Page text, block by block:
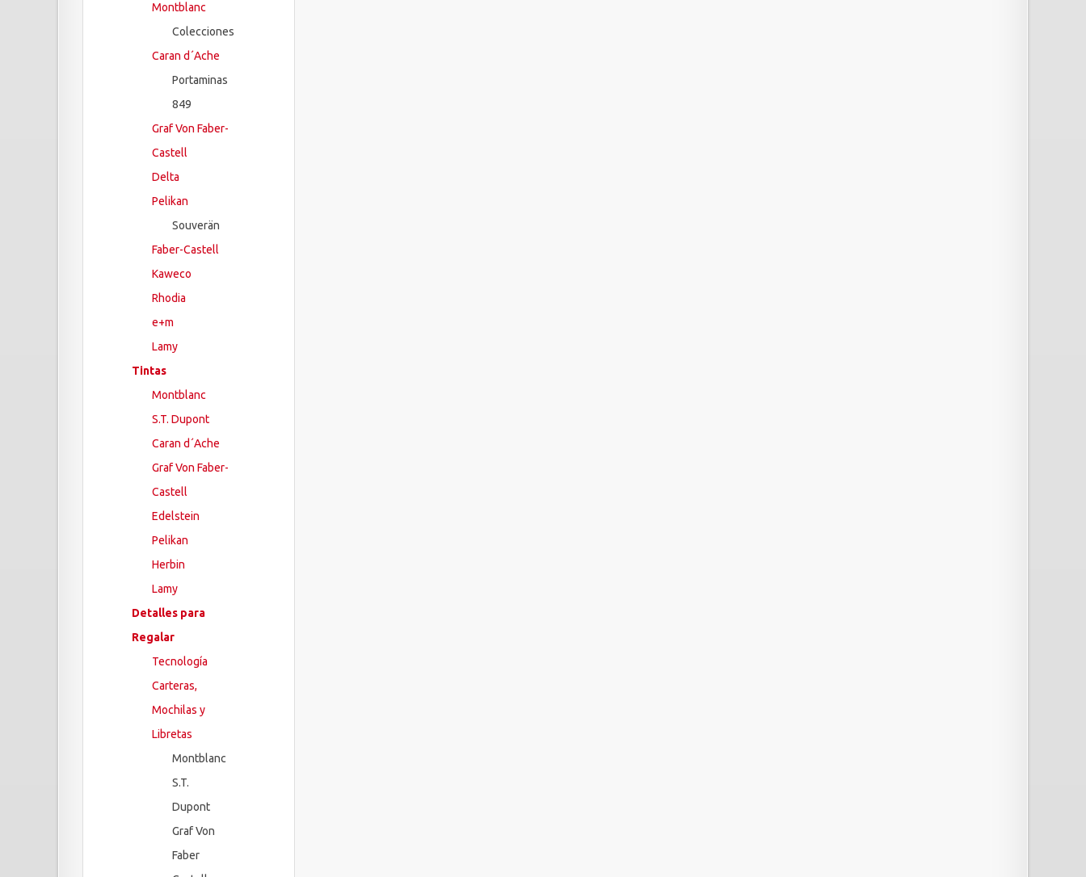
Montblanc
Colecciones
Caran d´Ache
Portaminas
849
Graf Von Faber-
Castell
Delta
Pelikan
Souverän
Faber-Castell
Kaweco
Rhodia
e+m
Lamy
Tintas
Montblanc
S.T. Dupont
Caran d´Ache
Graf Von Faber-
Castell
Edelstein
Pelikan
Herbin
Lamy
Detalles para
Regalar
Tecnología
Carteras,
Mochilas y
Libretas
Montblanc
S.T.
Dupont
Graf Von
Faber